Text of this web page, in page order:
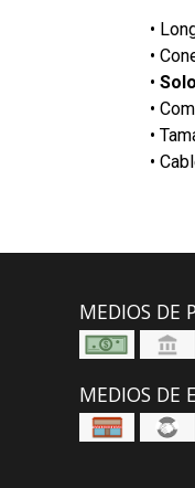
•
•
•
•
•
•
MEDIOS DE
MEDIOS DE